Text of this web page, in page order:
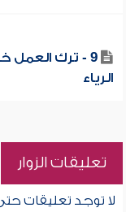
9 - ترك العمل
الرياء
تعليقات الزوار
لا توجد تعليقات